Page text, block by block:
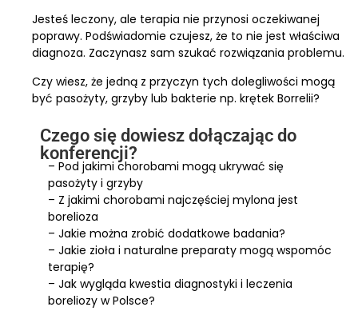
Jesteś leczony, ale terapia nie przynosi oczekiwanej
poprawy. Podświadomie czujesz, że to nie jest właściwa
diagnoza. Zaczynasz sam szukać rozwiązania problemu.
Czy wiesz, że jedną z przyczyn tych dolegliwości mogą
być pasożyty, grzyby lub bakterie np. krętek Borrelii?
Czego się dowiesz dołączając do
konferencji?
– Pod jakimi chorobami mogą ukrywać się
pasożyty i grzyby
– Z jakimi chorobami najczęściej mylona jest
borelioza
– Jakie można zrobić dodatkowe badania?
– Jakie zioła i naturalne preparaty mogą wspomóc
terapię?
– Jak wygląda kwestia diagnostyki i leczenia
boreliozy w Polsce?